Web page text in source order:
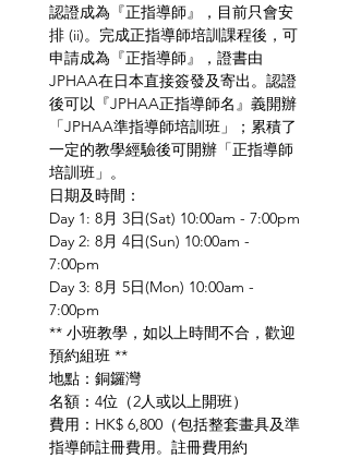
認證成為『正指導師』，目前只會安
排 (ii)。完成正指導師培訓課程後，可
申請成為『正指導師』，證書由
JPHAA在日本直接簽發及寄出。認證
後可以『JPHAA正指導師名』義開辦
「JPHAA準指導師培訓班」；累積了
一定的教學經驗後可開辦「正指導師
培訓班」。
日期及時間：
Day 1: 8月 3日(Sat) 10:00am - 7:00pm
Day 2: 8月 4日(Sun) 10:00am -
7:00pm
Day 3: 8月 5日(Mon) 10:00am -
7:00pm
** 小班教學，如以上時間不合，歡迎
預約組班 **
地點：銅鑼灣
名額：4位（2人或以上開班）
費用：HK$ 6,800（包括整套畫具及準
指導師註冊費用。註冊費用約